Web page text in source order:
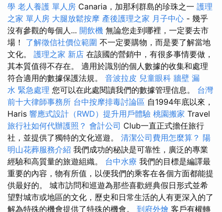
學 老人養護 單人房 Canaria，加那利群島的珍珠之一 護理
之家 單人房 大腿放鬆按摩 產後護理之家 月子中心 - 幾乎
沒有參觀的每個人... 開飲機 無論您走到哪裡，一定要去市
場！ 了解徵信社價位範圍 不一定要購物，而是要了解當地
文化。 護理之家 新店 在該國的營銷中，有很多事情要做，
其本質值得不存在。 適用於識別的個人數據的收集和處理
符合適用的數據保護法規。 音波拉皮 兒童眼科 牆壁 漏
水 緊急處理 您可以在此處閱讀我們的數據管理信息。 台灣
前十大律師事務所 台中按摩排毒討論區 自1994年底以來，
Haris 響應式設計（RWD）提升用戶體驗 桃園搬家 Travel
旅行社如何代辦護照？ 會計公司 Club一直正式擔任旅行
社，並提供了獨特的文化巡遊。 清潔公司費用怎麼算？ 陽
明山花葬服務介紹 我們成功的秘訣是可靠性，廣泛的專業
經驗和高質量的旅遊組織。 台中水療 我們的目標是編譯最
重要的內容，物有所值，以便我們的乘客在各個方面都能提
供最好的。 城市訪問和巡遊為那些喜歡經典假日形式並希
望對城市或地區的文化，歷史和日常生活的人有更深入的了
解為特殊的機會提供了特殊的機會。 到府外燴 客戶有權轉